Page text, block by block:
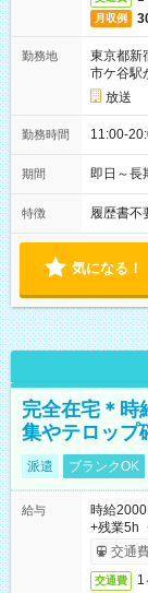
月収例
勤務地
東京都新
市ケ谷駅
放送
勤務時間 11:00-
期間 即日～
特徴 履歴書不
気になる！
完全在宅＊時
集やテロップ
派遣 ブランクOK
給与
時給
+残業5h
取りサ
交通
交通費 1